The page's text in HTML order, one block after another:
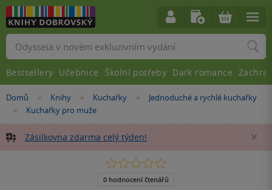
Nacházíte
Domů »Knihy »Kuchařky »Jednoduché a rychlé kuchařky
»
Kuchařky pro muže
Zásilkovna zdarma celý týden!
0.0
5
0 hodnocení čtenářů
Vyhledávání
Bestsellery Učebnice Školní potřeby Dark romance